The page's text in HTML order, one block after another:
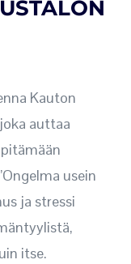
Kauton
auttaa
usein
ja stressi
itse.